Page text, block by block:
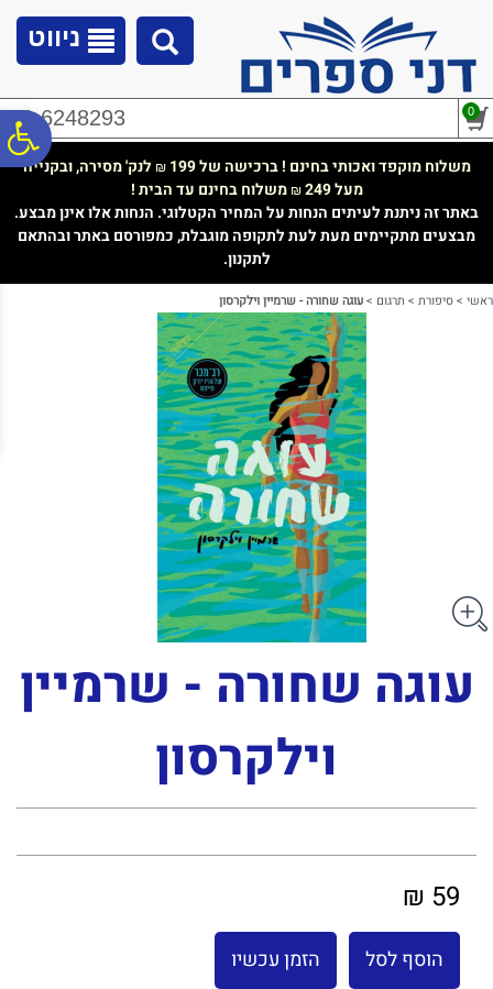
נגישות
ניווט
02-6248293 0
משלוח מוקפד ואכותי בחינם ! ברכישה של 199 ₪ לנק' מסירה, ובקנייה
מעל 249
₪משלוח בחינם עד הבית !
באתר זה ניתנת לעיתים הנחות על המחיר הקטלוגי. הנחות אלו אינן מבצע.
מבצעים מתקיימים מעת לעת לתקופה מוגבלת, כמפורסם באתר ובהתאם
לתקנון.
ראשי >סיפורת > תרגום >עוגה שחורה - שרמיין וילקרסון
עוגה שחורה - שרמיין
וילקרסון
59 ₪
הוסף לסל הזמן עכשיו